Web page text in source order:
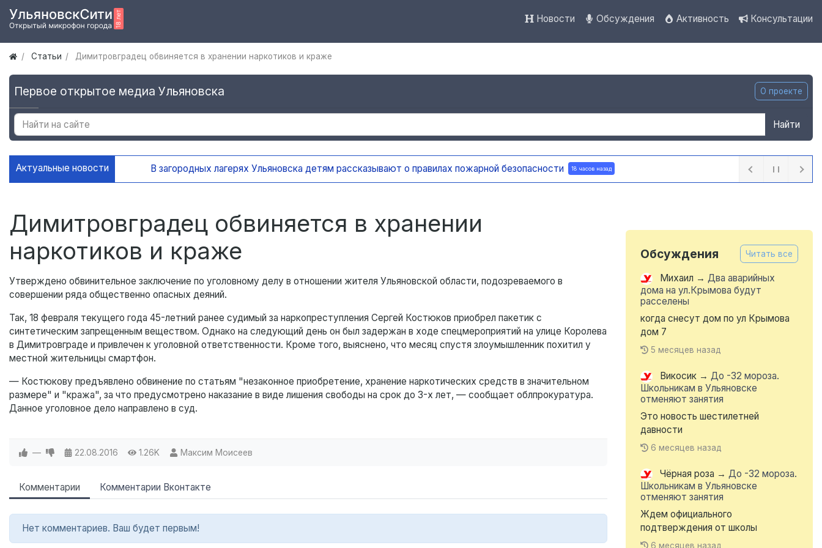
Новости Обсуждения Активность Консультации
Статьи Димитровградец обвиняется в хранении наркотиков и краже
Первое открытое медиа Ульяновска О проекте
Найти
Актуальные новости В загородных лагерях Ульяновска детям рассказывают о правилах пожарной безопасности 18 часов назад
Димитровградец обвиняется в хранении
наркотиков и краже
Утверждено обвинительное заключение по уголовному делу в отношении жителя Ульяновской области, подозреваемого в
совершении ряда общественно опасных деяний.
Так, 18 февраля текущего года 45-летний ранее судимый за наркопреступления Сергей Костюков приобрел пакетик с
синтетическим запрещенным веществом. Однако на следующий день он был задержан в ходе спецмероприятий на улице Королева
в Димитровграде и привлечен к уголовной ответственности. Кроме того, выяснено, что месяц спустя злоумышленник похитил у
местной жительницы смартфон.
— Костюкову предъявлено обвинение по статьям "незаконное приобретение, хранение наркотических средств в значительном
размере" и "кража", за что предусмотрено наказание в виде лишения свободы на срок до 3-х лет, — сообщает облпрокуратура.
Данное уголовное дело направлено в суд.
— 22.08.2016 1.26K Максим Моисеев
Комментарии Комментарии Вконтакте
Нет комментариев. Ваш будет первым!
Обсуждения Читать все
Михаил → Два аварийных
дома на ул.Крымова будут
расселены
когда снесут дом по ул Крымова
дом 7
5 месяцев назад
Викосик → До -32 мороза.
Школьникам в Ульяновске
отменяют занятия
Это новость шестилетней
давности
6 месяцев назад
Чёрная роза → До -32 мороза.
Школьникам в Ульяновске
отменяют занятия
Ждем официального
подтверждения от школы
6 месяцев назад